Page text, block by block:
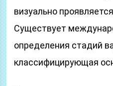
визуально
Существует
определения стадий
классифицирующая